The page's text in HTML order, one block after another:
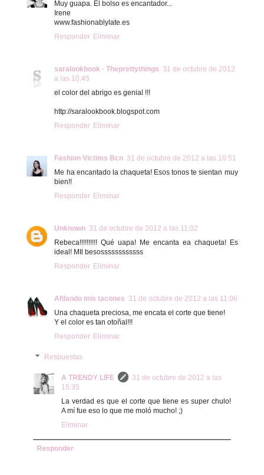
Muy guapa. El bolso es encantador...
Irene
www.fashionablylate.es
Responder Eliminar
saralookbook · Theprettythings 31 de octubre de 2012
a las 10:45
el color del abrigo es genial !!!
http://saralookbook.blogspot.com
Responder Eliminar
Fashion Victims Bcn 31 de octubre de 2012 a las 10:51
Me ha encantado la chaqueta! Esos tonos te sientan muy
bien!!
Responder Eliminar
Unknown 31 de octubre de 2012 a las 11:02
Rebeca!!!!!!!!!! Qué uapa! Me encanta ea chaqueta! Es
ideal! MIl besossssssssssss
Responder Eliminar
Afilando mis tacones 31 de octubre de 2012 a las 11:06
Una chaqueta preciosa, me encata el corte que tiene!
Y el color es tan otoñal!!!
Responder Eliminar
Respuestas
A TRENDY LIFE
31 de octubre de 2012 a las
15:35
La verdad es que el corte que tiene es super chulo!
A mí fue eso lo que me moló mucho! ;)
Eliminar
Responder